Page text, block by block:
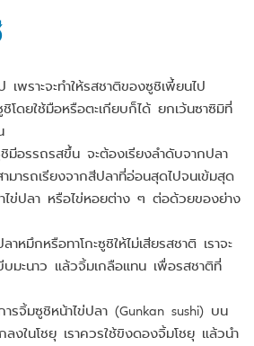
เพราะจะทำให้รสชาติของซูชิเพี้ยนไป
ชิโดยใช้มือหรือตะเกียบก็ได้ ยกเว้นซาซิมิที่
ชิมีอรรถรสขึ้น จะต้องเรียงลำดับจากปลา
มารถเรียงจากสีปลาที่อ่อนสุดไปจนเข้มสุด
ไข่ปลา หรือไข่หอยต่าง ๆ ต่อด้วยของย่าง
าหมึกหรือทาโกะซูชิให้ไม่เสียรสชาติ เราจะ
บมะนาว แล้วจิ้มเกลือแทน เพื่อรสชาติที่
รจิ้มซูชิหน้าไข่ปลา (Gunkan sushi) บน
ลงในโชยุ เราควรใช้ขิงดองจิ้มโชยุ แล้วนำ